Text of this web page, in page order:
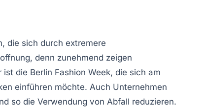
die sich durch extremere
denn zunehmend zeigen
ist die Berlin Fashion Week, die sich am
einführen möchte. Auch Unternehmen
so die Verwendung von Abfall reduzieren.